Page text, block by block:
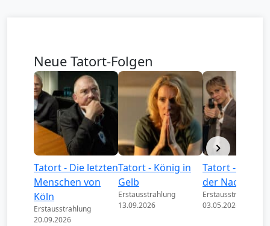
Neue Tatort-Folgen
Tatort - Die letzten
Menschen von
Köln
Erstausstrahlung
20.09.2026
Tatort - König in
Gelb
Erstausstrahlung
13.09.2026
Tatort - Könige
der Nacht
Erstausstrahlung
03.05.2026